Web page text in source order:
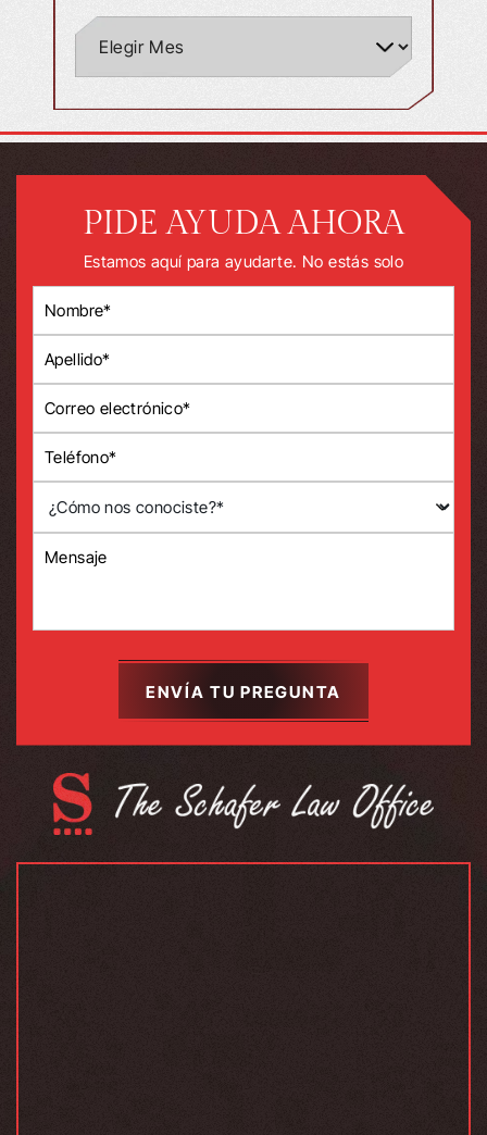
PIDE AYUDA AHORA
Estamos aquí para ayudarte. No estás solo